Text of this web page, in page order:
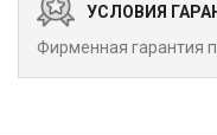
УСЛОВИЯ
Фирменная гарантия